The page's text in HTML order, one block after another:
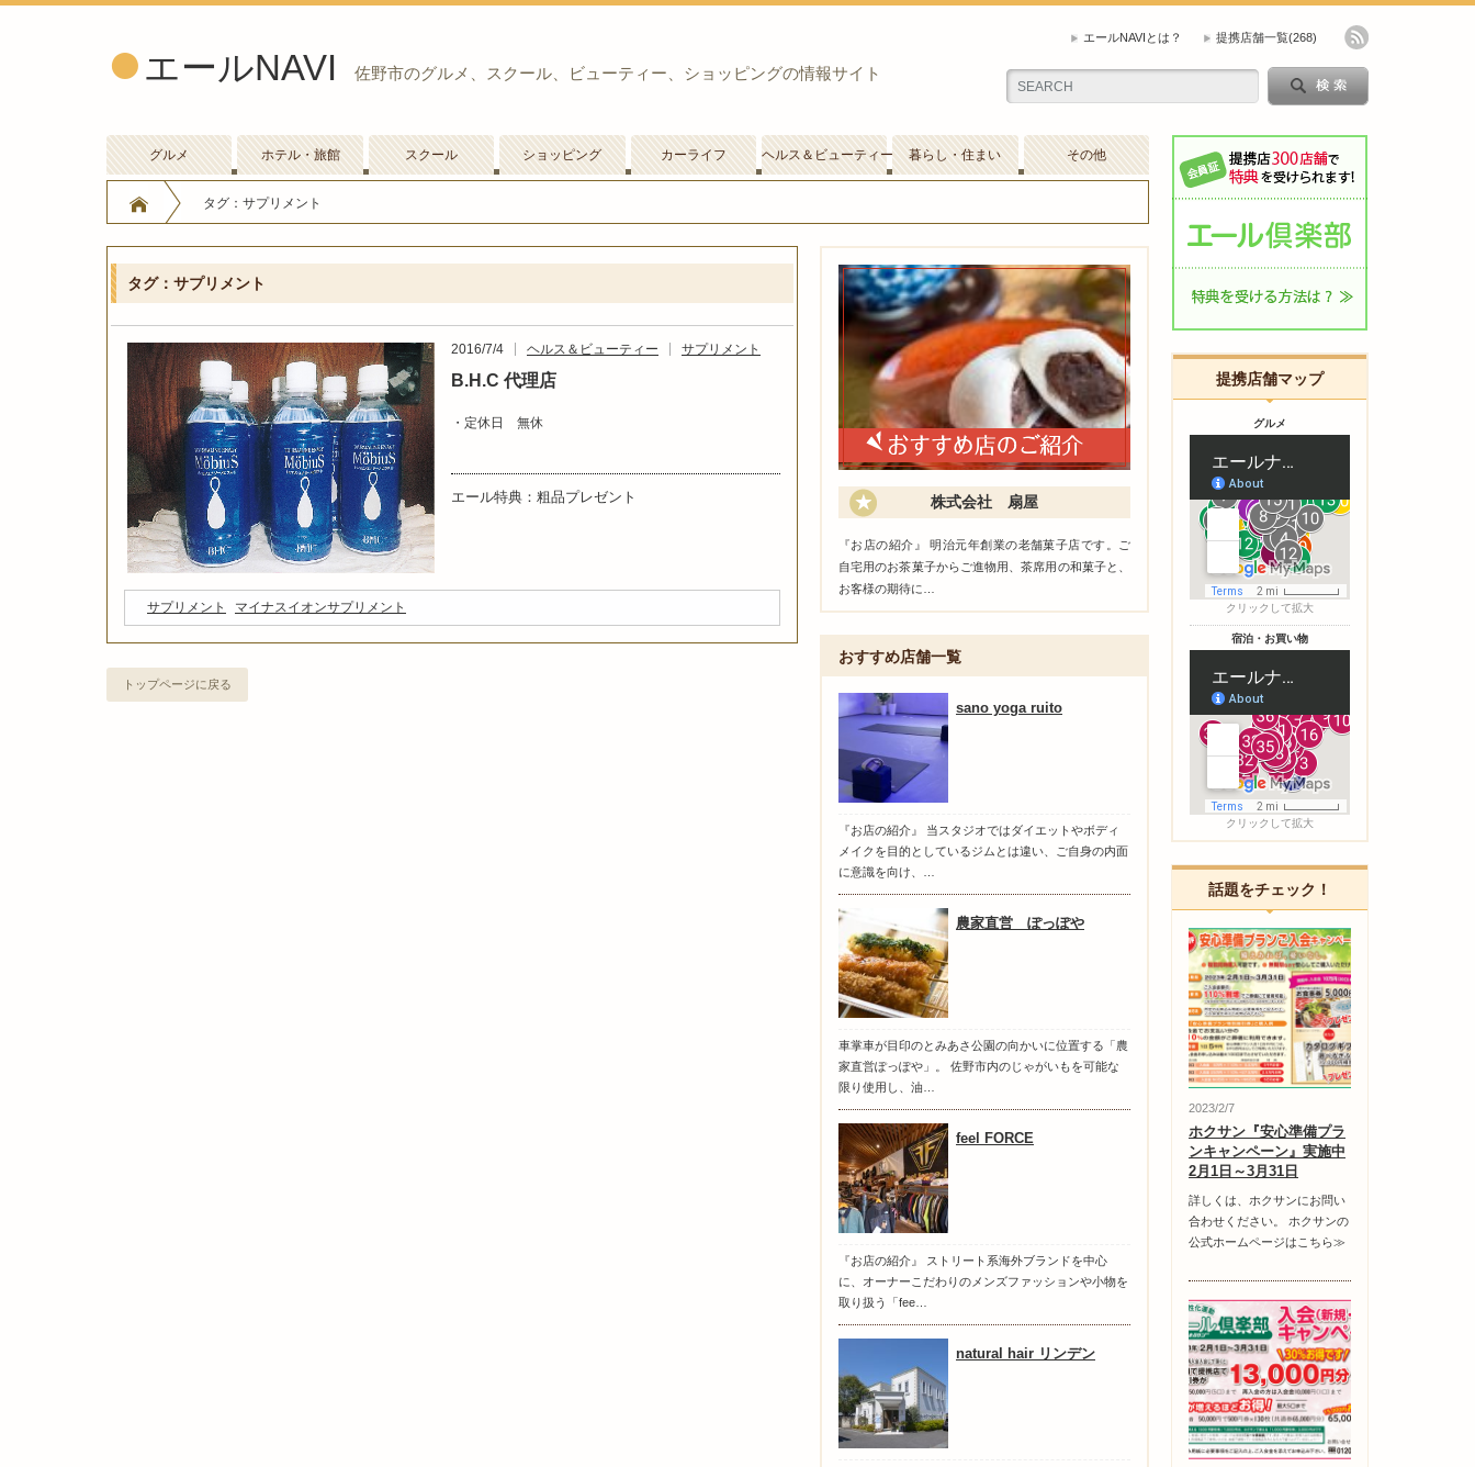
エールNAVI 佐野市のグルメ、スクール、ビューティー、ショッピングの情報サイト
エールNAVIとは？ 提携店舗一覧(268)
グルメ ホテル・旅館 スクール ショッピング カーライフ ヘルス＆ビューティー 暮らし・住まい その他
タグ：サプリメント
タグ：サプリメント
2016/7/4 ヘルス＆ビューティー サプリメント
B.H.C 代理店
定休日 無休
エール特典：粗品プレゼント
サプリメント マイナスイオンサプリメント
トップページに戻る
株式会社 扇屋
『お店の紹介』 明治元年創業の老舗菓子店です。ご
自宅用のお茶菓子からご進物用、茶席用の和菓子と、
お客様の期待に…
おすすめ店舗一覧
sano yoga ruito
『お店の紹介』 当スタジオではダイエットやボディ
メイクを目的としているジムとは違い、ご自身の内面
に意識を向け、…
農家直営 ぽっぽや
車掌車が目印のとみあさ公園の向かいに位置する「農
家直営ぽっぽや」。 佐野市内のじゃがいもを可能な
限り使用し、油…
feel FORCE
『お店の紹介』 ストリート系海外ブランドを中心
に、オーナーこだわりのメンズファッションや小物を
取り扱う「fee…
natural hair リンデン
提携店舗マップ
グルメ
クリックして拡大
宿泊・お買い物
クリックして拡大
話題をチェック！
2023/2/7
ホクサン『安心準備プラ
ンキャンペーン』実施中
2月1日～3月31日
詳しくは、ホクサンにお問い
合わせください。 ホクサンの
公式ホームページはこちら≫